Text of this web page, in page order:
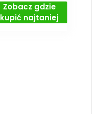
Zobacz gdzie
kupić najtaniej